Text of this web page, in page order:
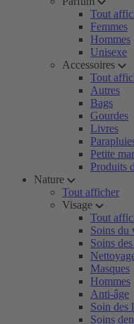
Tout
Femmes
Hommes
Unisexe
Accessoires
Tout
Autres
Bags
Gourdes
Livres
Petite
Produits
Nature
Tout afficher
Visage
Tout
Soins du
Soins
Masques
Hommes
Anti-âge
Soin des
Soins